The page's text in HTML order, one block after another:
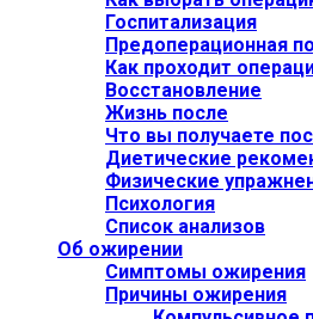
Госпитализация
Предоперационная
Как проходит
Восстановление
Жизнь после
Что вы получаете
Диетические
Физические
Психология
Список анализов
Об ожирении
Симптомы ожирения
Причины ожирения